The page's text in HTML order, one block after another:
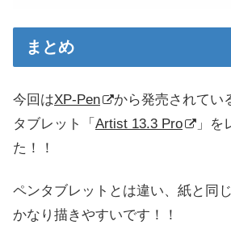
まとめ
今回はXP-Pen
から発売されてい
タブレット「 Artist 13.3 Pro
」を
た！！
ペンタブレットとは違い、紙と同
かなり描きやすいです！！